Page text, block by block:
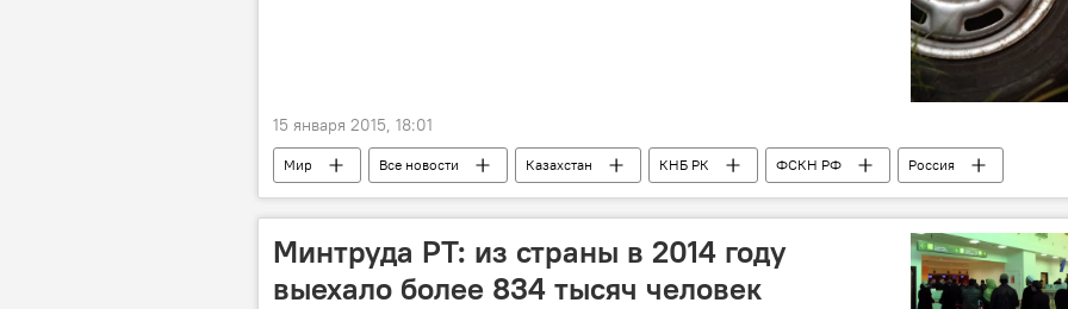
15 января 2015, 18:01
Мир Все новости Казахстан КНБ РК ФСКН РФ
Россия
Происшествия, ЧП, криминал
Минтруда РТ: из страны в 2014 году
выехало более 834 тысяч человек